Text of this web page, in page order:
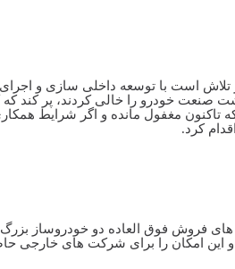
تلاش است با توسعه داخلی سازی و
صنعت خودرو را خالی کردند، پر کند
مغفول مانده و اگر شرایط همکاری
کرد.
متقاضی در طرح های فروش فوق العاده دو
و این امکان را برای شرکت های خارجی